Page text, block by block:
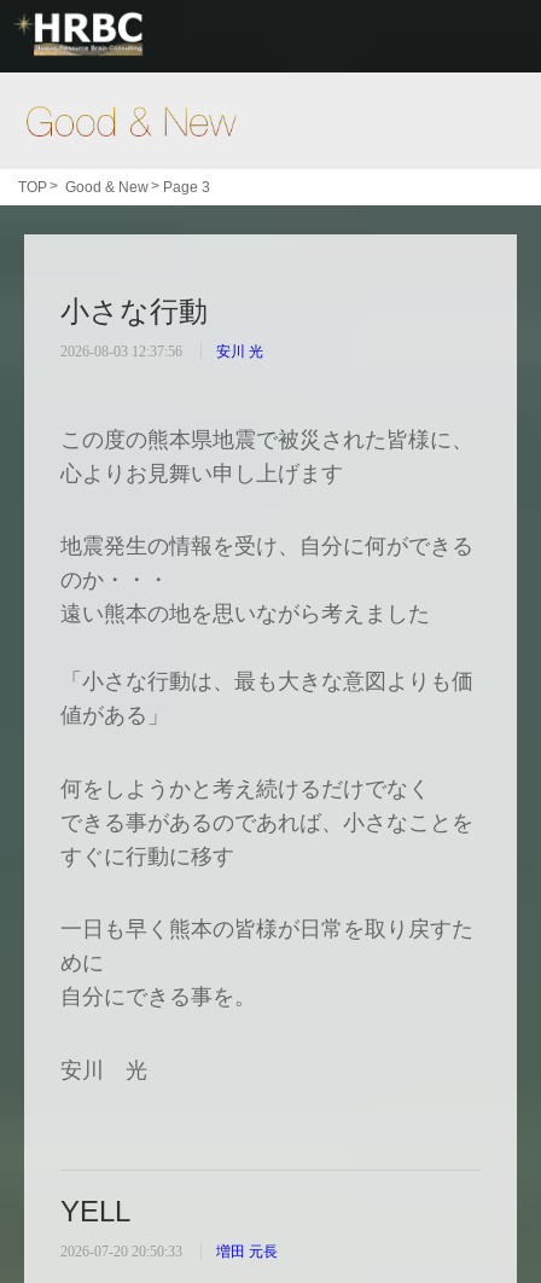
TOP> Good & New> Page 3
小さな行動
2026-08-03 12:37:56 安川 光
この度の熊本県地震で被災された皆様に、
心よりお見舞い申し上げます
地震発生の情報を受け、自分に何ができる
のか・・・
遠い熊本の地を思いながら考えました
「小さな行動は、最も大きな意図よりも価
値がある」
何をしようかと考え続けるだけでなく
できる事があるのであれば、小さなことを
すぐに行動に移す
一日も早く熊本の皆様が日常を取り戻すた
めに
自分にできる事を。
安川 光
YELL
2026-07-20 20:50:33 増田 元長